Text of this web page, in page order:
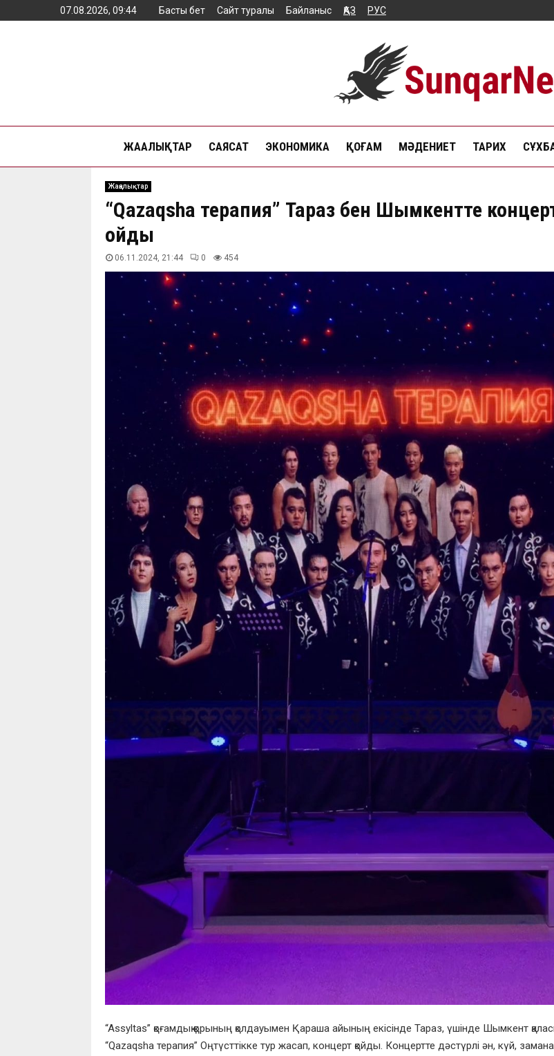
07.08.2026, 09:44 Басты бет Сайт туралы Байланыс ҚАЗ РУС
ЖАҢАЛЫҚТАР САЯСАТ ЭКОНОМИКА ҚОҒАМ МӘДЕНИЕТ ТАРИХ
Жаңалықтар
“Qazaqsha терапия” Тараз бен Шымкентте
қойды
06.11.2024, 21:44 0 454
“Assyltas” қоғамдық қорының қолдауымен Қараша айының екісінде Тараз, үшінде Шымкент
“Qazaqsha терапия” Оңтүсттікке тур жасап, концерт қойды. Концертте дәстүрлі ән, күй,